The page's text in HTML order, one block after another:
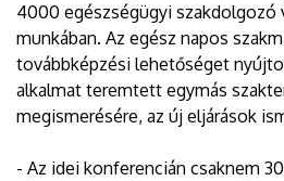
4000 egészségügyi szakdolgozó
munkában. Az egész napos
továbbképzési lehetőséget
alkalmat teremtett egymás
megismerésére, az új eljárások
- Az idei konferencián csaknem